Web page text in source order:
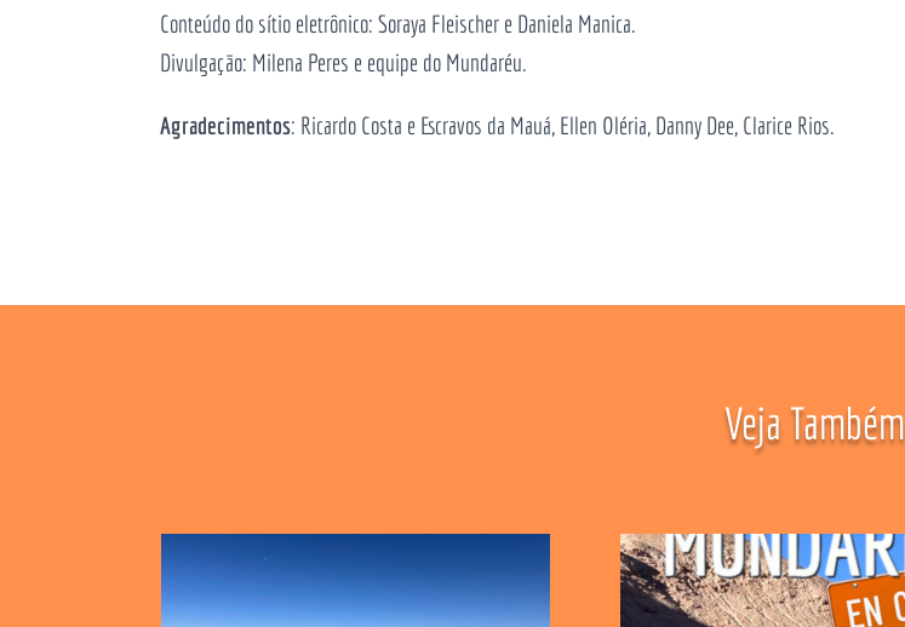
Conteúdo do sítio eletrônico: Soraya Fleischer e Daniela Manica.
Divulgação: Milena Peres e equipe do Mundaréu.
Agradecimentos: Ricardo Costa e Escravos da Mauá, Ellen Oléria, Danny Dee, Clarice Rios.
Veja Também